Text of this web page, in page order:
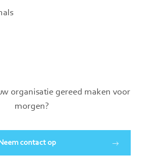
organisatie gereed maken voor
morgen?
contact op